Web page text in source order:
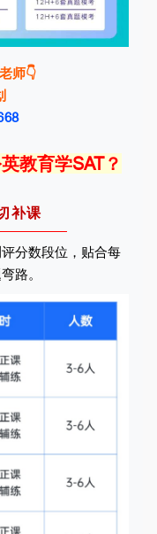
师👇
教育学SAT？
补课
分数段位，贴合每
路。